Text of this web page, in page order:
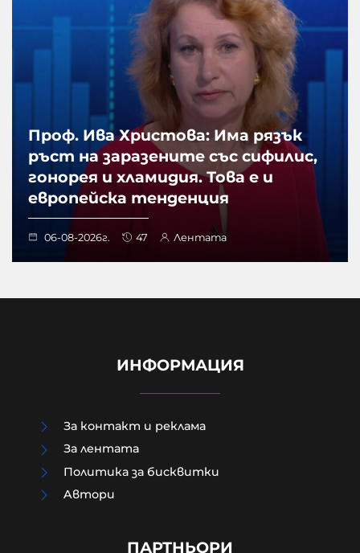
Проф. Ива Христова: Има рязък
ръст на заразените със сифилис,
гонорея и хламидия. Това е и
европейска тенденция
06-08-2026г. 47 Лентата
Модернизацията на бойната ни
години нехайство и саботажи
ИНФОРМАЦИЯ
За контакт и реклама
За лентата
Политика за бисквитки
Aвтори
ПАРТНЬОРИ